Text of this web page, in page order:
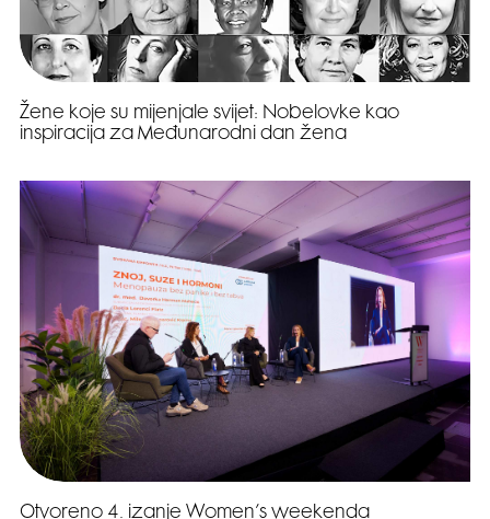
Žene koje su mijenjale svijet: Nobelovke kao
inspiracija za Međunarodni dan žena
Otvoreno 4. izanje Women’s weekenda